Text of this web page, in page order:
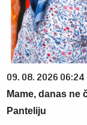
09. 08. 2026 06:24
Mame, danas ne
Panteliju